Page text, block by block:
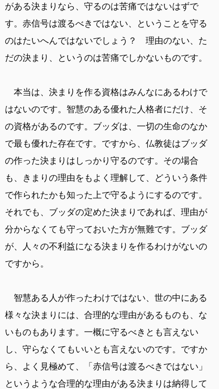
がある決まりなら、守るのは苦痛ではないはずで
す。赤信号は渡るべきではない、ということを守る
のはたいへんではないでしょう？ 理由のない、た
だの決まり、というのは苦痛でしかないものです。
本当は、決まりを作る資格はみんなにあるわけで
はないのです。智慧のある優れた人格者にだけ、そ
の資格があるのです。ブッダは、一切の生命のなか
で最も優れた存在です。ですから、仏教徒はブッダ
の作った決まりはしっかり守るのです。その場合
も、きまりの理由をもよく理解して、どういう条件
で作られたかも知った上で守るようにするのです。
それでも、ブッダの定めた決まりであれば、理由が
分からなくても守っておいた方が無難です。ブッダ
が、人々の不利益になる決まりを作るわけがないの
ですから。
智慧ある人が作ったわけではない、世の中にある
様々な決まりには、合理的な理由があるものも、な
いものもあります。一概に守るべきとも言えない
し、守らなくてもいいとも言えないのです。ですか
ら、よく見極めて、「赤信号は渡るべきではない」
というような合理的な理由がある決まりは納得して